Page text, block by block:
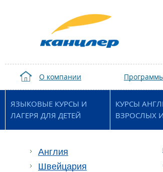
О компании
ЯЗЫКОВЫЕ КУРСЫ И
ЛАГЕРЯ ДЛЯ ДЕТЕЙ
КУРСЫ
ВЗРОСЛЫХ
Англия
Швейцария